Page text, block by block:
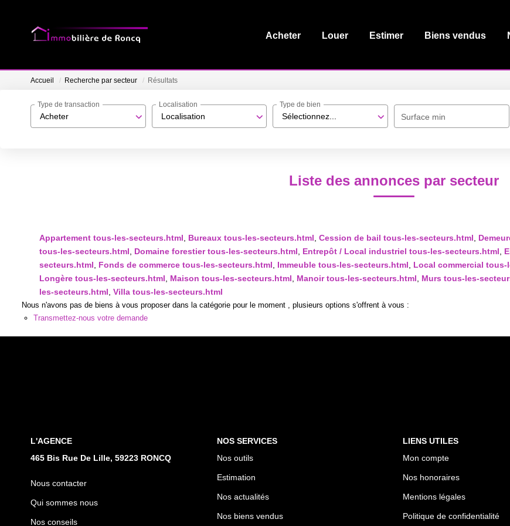
Acheter Louer Estimer Biens vendus
Accueil Recherche par secteur Résultats
Acheter
Type de transaction
Localisation
Localisation
Sélectionnez...
Type de bien
Surface min
Liste des annonces par secteur
Appartement tous-les-secteurs.html Bureaux tous-les-secteurs.html Cession de bail tous-les-secteurs.html
tous-les-secteurs.html
Domaine forestier tous-les-secteurs.html Entrepôt / Local industriel tous-les-secteurs.html
secteurs.html
Fonds de commerce tous-les-secteurs.html Immeuble tous-les-secteurs.html Local commercial
Longère tous-les-secteurs.html
Maison tous-les-secteurs.html Manoir tous-les-secteurs.html Murs tous-les-
les-secteurs.html Villa tous-les-secteurs.html
Nous n'avons pas de biens à vous proposer dans la catégorie pour le moment , plusieurs options s'offrent à vous :
Transmettez-nous votre demande
L'AGENCE
465 Bis Rue De Lille, 59223 RONCQ
Nous contacter
Qui sommes nous
Nos conseils
NOS SERVICES
Nos outils
Estimation
Nos actualités
Nos biens vendus
LIENS UTILES
Mon compte
Nos honoraires
Mentions légales
Politique de confidentialité